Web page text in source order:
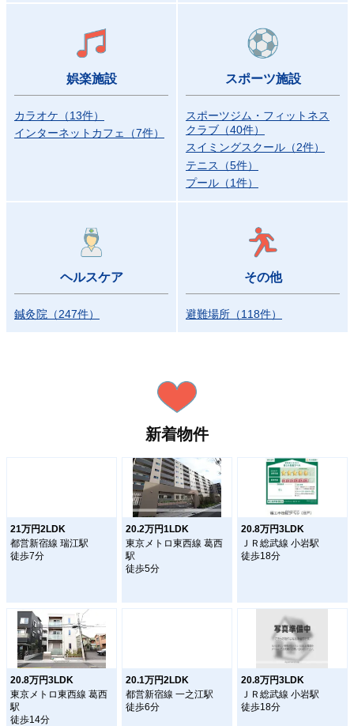
娯楽施設
カラオケ （13件）
インターネットカフェ
（7件）
スポーツ施設
スポーツジム・フィットネス
クラブ （40件）
スイミングスクール （2件）
テニス
（5件）
プール （1件）
ヘルスケア
鍼灸院 （247件）
その他
避難場所 （118件）
新着物件
21万円2LDK
都営新宿線 瑞江駅
徒歩7分
20.2万円1LDK
東京メトロ東西線 葛西
駅
徒歩5分
20.8万円3LDK
ＪＲ総武線 小岩駅
徒歩18分
20.8万円3LDK
東京メトロ東西線 葛西
駅
徒歩14分
20.1万円2LDK
都営新宿線 一之江駅
徒歩6分
20.8万円3LDK
ＪＲ総武線 小岩駅
徒歩18分